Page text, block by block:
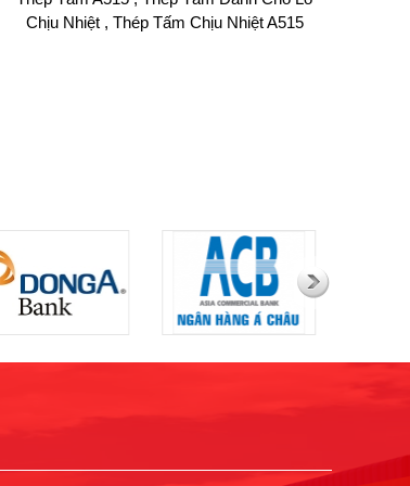
Chịu Nhiệt , Thép Tấm Chịu Nhiệt A515